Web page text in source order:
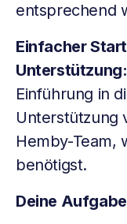
entsprechend
Einfacher
Unterstützung:
Einführung in
Unterstützung
Hemby-Team,
benötigst.
Deine